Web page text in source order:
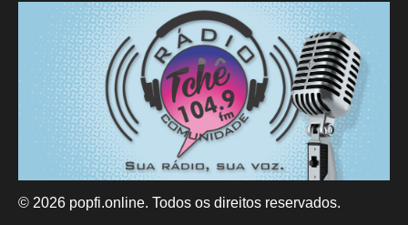
© 2026 popfi.online. Todos os direitos reservados.